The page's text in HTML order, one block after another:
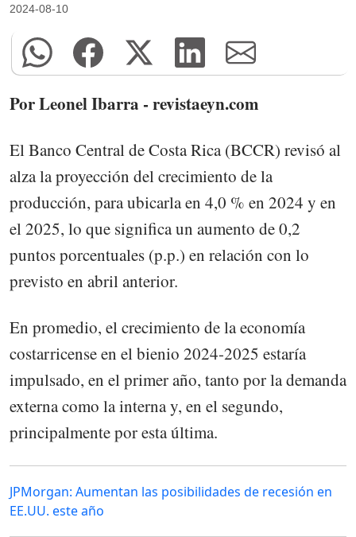
2024-08-10
Por Leonel Ibarra - revistaeyn.com
El Banco Central de Costa Rica (BCCR) revisó al
alza la proyección del crecimiento de la
producción, para ubicarla en 4,0 % en 2024 y en
el 2025, lo que significa un aumento de 0,2
puntos porcentuales (p.p.) en relación con lo
previsto en abril anterior.
En promedio, el crecimiento de la economía
costarricense en el bienio 2024-2025 estaría
impulsado, en el primer año, tanto por la demanda
externa como la interna y, en el segundo,
principalmente por esta última.
JPMorgan: Aumentan las posibilidades de recesión en
EE.UU. este año